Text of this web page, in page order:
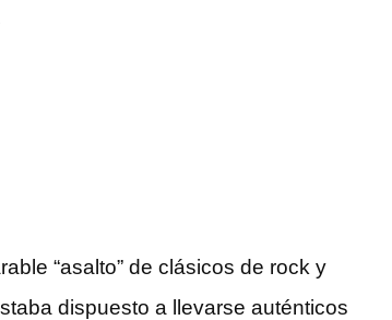
“asalto” de clásicos de rock y
dispuesto a llevarse auténticos